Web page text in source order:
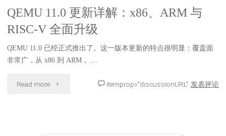
Windows
应
用
支
持
QEMU 11.0 更新详解：x86、ARM 与
RISC-V 全面升级
QEMU 11.0 已经正式推出了。这一版本更新的特点很明显：覆盖面
非常广，从 x86 到 ARM， …
Read more "QEMU itemprop="discussionURL" 发表评论